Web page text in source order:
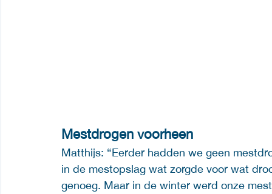
Mestdrogen voorheen
Matthijs: “Eerder hadden we geen
in de mestopslag wat zorgde voor wat
genoeg. Maar in de winter werd onze